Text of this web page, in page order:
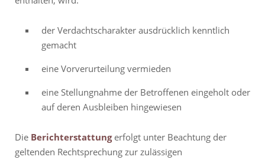
der Verdachtscharakter ausdrücklich kenntlich
gemacht
eine Vorverurteilung vermieden
eine Stellungnahme der Betroffenen eingeholt oder
auf deren Ausbleiben hingewiesen
Die Berichterstattungerfolgt unter Beachtung der
geltenden Rechtsprechung zur zulässigen